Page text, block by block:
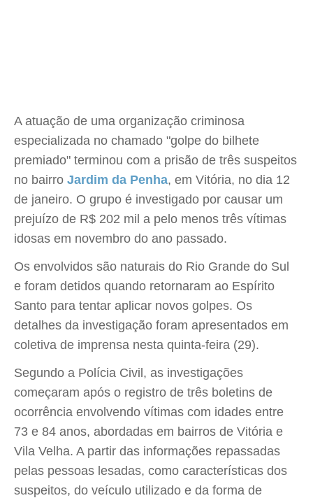
A atuação de uma organização criminosa
especializada no chamado "golpe do bilhete
premiado" terminou com a prisão de três suspeitos
no bairro Jardim da Penha, em Vitória, no dia 12
de janeiro. O grupo é investigado por causar um
prejuízo de R$ 202 mil a pelo menos três vítimas
idosas em novembro do ano passado.
Os envolvidos são naturais do Rio Grande do Sul
e foram detidos quando retornaram ao Espírito
Santo para tentar aplicar novos golpes. Os
detalhes da investigação foram apresentados em
coletiva de imprensa nesta quinta-feira (29).
Segundo a Polícia Civil, as investigações
começaram após o registro de três boletins de
ocorrência envolvendo vítimas com idades entre
73 e 84 anos, abordadas em bairros de Vitória e
Vila Velha. A partir das informações repassadas
pelas pessoas lesadas, como características dos
suspeitos, do veículo utilizado e da forma de